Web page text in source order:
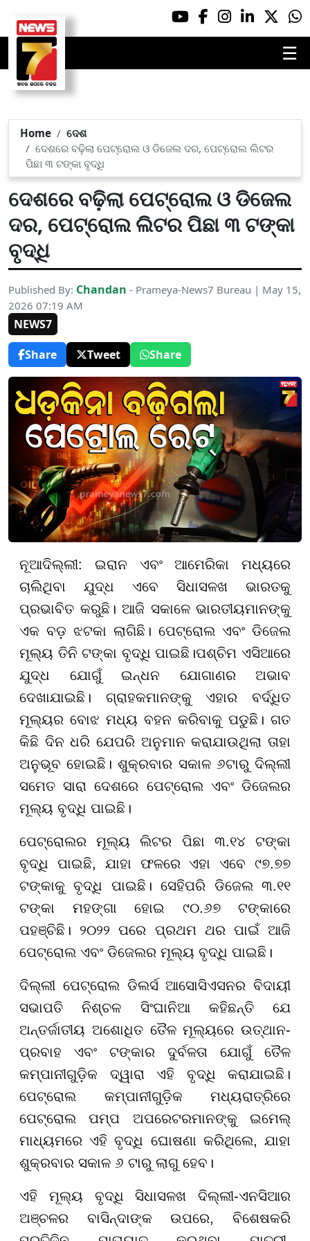
☰
Home
ଦେଶ
ଦେଶରେ ବଢ଼ିଲା ପେଟ୍ରୋଲ ଓ ଡିଜେଲ ଦର, ପେଟ୍ରୋଲ ଲିଟର
ପିଛା ୩ ଟଙ୍କା ବୃଦ୍ଧି
ଦେଶରେ ବଢ଼ିଲା ପେଟ୍ରୋଲ ଓ ଡିଜେଲ
ଦର, ପେଟ୍ରୋଲ ଲିଟର ପିଛା ୩ ଟଙ୍କା
ବୃଦ୍ଧି
Published By: Chandan - Prameya-News7 Bureau | May 15,
2026 07:19 AM
NEWS7
Share
Tweet Share
ନୂଆଦିଲ୍ଲୀ: ଇରାନ ଏବଂ ଆମେରିକା ମଧ୍ୟରେ
ଚାଲିଥିବା ଯୁଦ୍ଧ ଏବେ ସିଧାସଳଖ ଭାରତକୁ
ପ୍ରଭାବିତ କରୁଛି। ଆଜି ସକାଳେ ଭାରତୀୟମାନଙ୍କୁ
ଏକ ବଡ଼ ଝଟକା ଲାଗିଛି। ପେଟ୍ରୋଲ ଏବଂ ଡିଜେଲ
ମୂଲ୍ୟ ତିନି ଟଙ୍କା ବୃଦ୍ଧି ପାଇଛି।ପଶ୍ଚିମ ଏସିଆରେ
ଯୁଦ୍ଧ ଯୋଗୁଁ ଇନ୍ଧନ ଯୋଗାଣର ଅଭାବ
ଦେଖାଯାଇଛି। ଗ୍ରାହକମାନଙ୍କୁ ଏହାର ବର୍ଦ୍ଧିତ
ମୂଲ୍ୟର ବୋଝ ମଧ୍ୟ ବହନ କରିବାକୁ ପଡୁଛି। ଗତ
କିଛି ଦିନ ଧରି ଯେପରି ଅନୁମାନ କରାଯାଉଥିଲା ତାହା
ଅନୁଭୂବ ହୋଇଛି। ଶୁକ୍ରବାର ସକାଳ ୬ଟାରୁ ଦିଲ୍ଲୀ
ସମେତ ସାରା ଦେଶରେ ପେଟ୍ରୋଲ ଏବଂ ଡିଜେଲର
ମୂଲ୍ୟ ବୃଦ୍ଧି ପାଇଛି।
ପେଟ୍ରୋଲର ମୂଲ୍ୟ ଲିଟର ପିଛା ୩.୧୪ ଟଙ୍କା
ବୃଦ୍ଧି ପାଇଛି, ଯାହା ଫଳରେ ଏହା ଏବେ ୯୭.୭୭
ଟଙ୍କାକୁ ବୃଦ୍ଧି ପାଇଛି। ସେହିପରି ଡିଜେଲ ୩.୧୧
ଟଙ୍କା ମହଙ୍ଗା ହୋଇ ୯୦.୬୭ ଟଙ୍କାରେ
ପହଞ୍ଚିଛି। ୨୦୨୨ ପରେ ପ୍ରଥମ ଥର ପାଇଁ ଆଜି
ପେଟ୍ରୋଲ ଏବଂ ଡିଜେଲର ମୂଲ୍ୟ ବୃଦ୍ଧି ପାଇଛି।
ଦିଲ୍ଲୀ ପେଟ୍ରୋଲ ଡିଲର୍ସ ଆସୋସିଏସନର ବିଦାୟୀ
ସଭାପତି ନିଶ୍ଚଳ ସିଂଘାନିଆ କହିଛନ୍ତି ଯେ
ଅନ୍ତର୍ଜାତୀୟ ଅଶୋଧିତ ତୈଳ ମୂଲ୍ୟରେ ଉତ୍ଥାନ-
ପ୍ରବାହ ଏବଂ ଟଙ୍କାର ଦୁର୍ବଳତା ଯୋଗୁଁ ତୈଳ
କମ୍ପାନୀଗୁଡ଼ିକ ଦ୍ୱାରା ଏହି ବୃଦ୍ଧି କରାଯାଇଛି।
ପେଟ୍ରୋଲ କମ୍ପାନୀଗୁଡ଼ିକ ମଧ୍ୟରାତ୍ରିରେ
ପେଟ୍ରୋଲ ପମ୍ପ ଅପରେଟରମାନଙ୍କୁ ଇମେଲ୍
ମାଧ୍ୟମରେ ଏହି ବୃଦ୍ଧି ଘୋଷଣା କରିଥିଲେ, ଯାହା
ଶୁକ୍ରବାର ସକାଳ ୬ ଟାରୁ ଲାଗୁ ହେବ।
ଏହି ମୂଲ୍ୟ ବୃଦ୍ଧି ସିଧାସଳଖ ଦିଲ୍ଲୀ-ଏନସିଆର
ଅଞ୍ଚଳର ବାସିନ୍ଦାଙ୍କ ଉପରେ, ବିଶେଷକରି